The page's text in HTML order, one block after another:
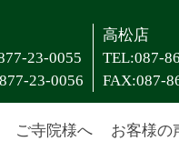
23-0055
23-0056
高松店
TEL:087-
FAX:087-
ご寺院様へ お客様の